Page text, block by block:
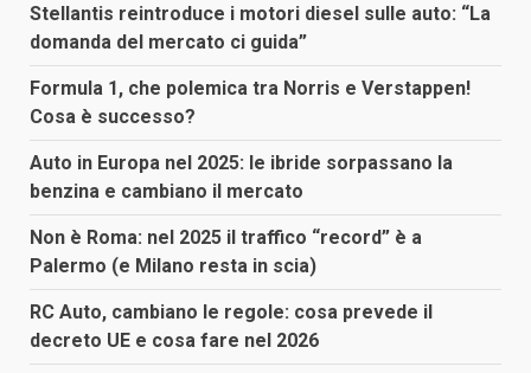
Stellantis reintroduce i motori diesel sulle auto: “La
domanda del mercato ci guida”
Formula 1, che polemica tra Norris e Verstappen!
Cosa è successo?
Auto in Europa nel 2025: le ibride sorpassano la
benzina e cambiano il mercato
Non è Roma: nel 2025 il traffico “record” è a
Palermo (e Milano resta in scia)
RC Auto, cambiano le regole: cosa prevede il
decreto UE e cosa fare nel 2026